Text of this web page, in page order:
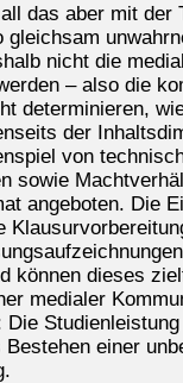
das aber mit
nicht die
– also die
determinieren,
der
von
angeboten. Die
dieses
medialer
einer